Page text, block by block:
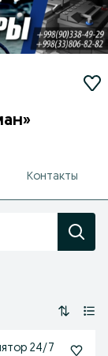
Контакты
24/7